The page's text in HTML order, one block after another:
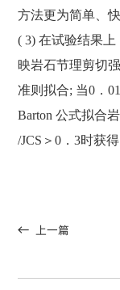
方法更为简单、
( 3) 在试验结果
映岩石节理剪切
准则拟合; 当0．
Barton 公式拟合
/JCS＞0．3时获
 上一篇